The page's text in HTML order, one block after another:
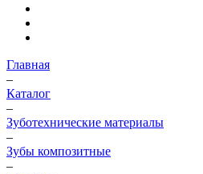
Главная
–
Каталог
–
Зуботехнические материалы
–
Зубы композитные
–